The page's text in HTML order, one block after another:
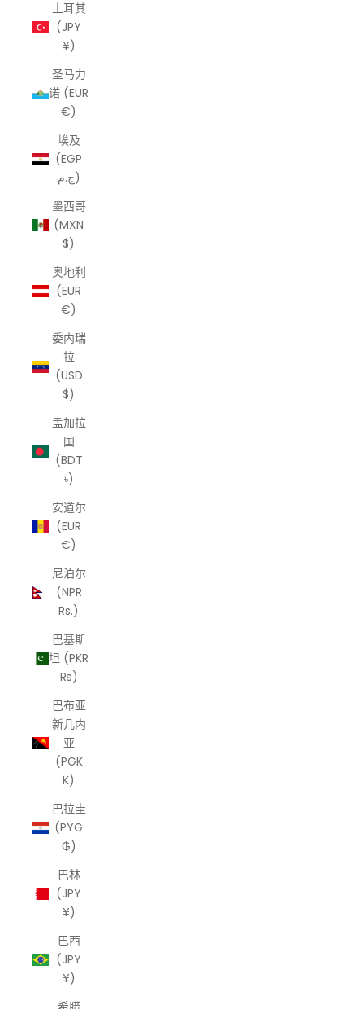
土耳其
(JPY
¥)
圣马力
诺 (EUR
€)
埃及
(EGP
ج.م)
墨西哥
(MXN
$)
奥地利
(EUR
€)
委内瑞
拉
(USD
$)
孟加拉
国
(BDT
৳)
安道尔
(EUR
€)
尼泊尔
(NPR
Rs.)
巴基斯
坦 (PKR
₨)
巴布亚
新几内
亚
(PGK
K)
巴拉圭
(PYG
₲)
巴林
(JPY
¥)
巴西
(JPY
¥)